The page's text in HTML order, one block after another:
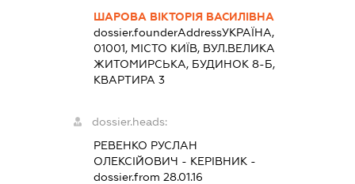
ШАРОВА ВІКТОРІЯ ВАСИЛІВНА
dossier.founderAddressУКРАЇНА,
01001, МІСТО КИЇВ, ВУЛ.ВЕЛИКА
ЖИТОМИРСЬКА, БУДИНОК 8-Б,
КВАРТИРА 3
dossier.heads:
РЕВЕНКО РУСЛАН
ОЛЕКСІЙОВИЧ - КЕРІВНИК -
dossier.from 28.01.16